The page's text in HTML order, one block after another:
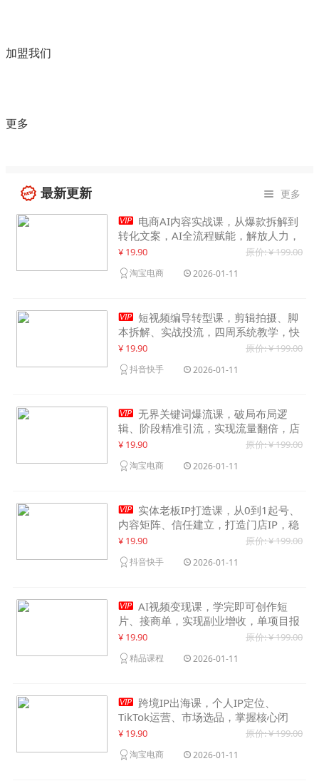
加盟我们
更多
最新更新  更多
 电商AI内容实战课，从爆款拆解到
转化文案，AI全流程赋能，解放人力，
单月节省内容成本数万元
¥ 19.90 原价: ¥ 199.00
淘宝电商 2026-01-11
 短视频编导转型课，剪辑拍摄、脚
本拆解、实战投流，四周系统教学，快
速入行月入2w+
¥ 19.90 原价: ¥ 199.00
抖音快手 2026-01-11
 无界关键词爆流课，破局布局逻
辑、阶段精准引流，实现流量翻倍，店
铺业绩增长50%+
¥ 19.90 原价: ¥ 199.00
淘宝电商 2026-01-11
 实体老板IP打造课，从0到1起号、
内容矩阵、信任建立，打造门店IP，稳
定获客增收
¥ 19.90 原价: ¥ 199.00
抖音快手 2026-01-11
 AI视频变现课，学完即可创作短
片、接商单，实现副业增收，单项目报
价可达千元
¥ 19.90 原价: ¥ 199.00
精品课程 2026-01-11
 跨境IP出海课，个人IP定位、
TikTok运营、市场选品，掌握核心闭
环，实现月入1万美金+
¥ 19.90 原价: ¥ 199.00
淘宝电商 2026-01-11